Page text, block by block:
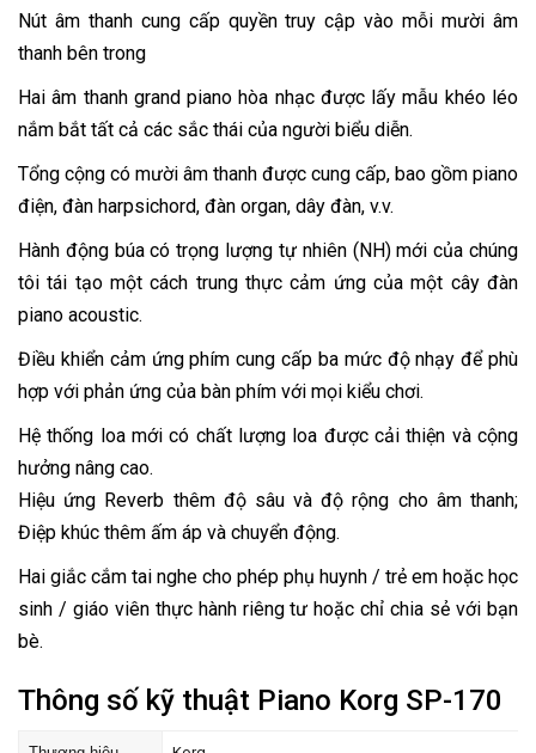
Nút âm thanh cung cấp quyền truy cập vào mỗi mười âm
thanh bên trong
Hai âm thanh grand piano hòa nhạc được lấy mẫu khéo léo
nắm bắt tất cả các sắc thái của người biểu diễn.
Tổng cộng có mười âm thanh được cung cấp, bao gồm piano
điện, đàn harpsichord, đàn organ, dây đàn, v.v.
Hành động búa có trọng lượng tự nhiên (NH) mới của chúng
tôi tái tạo một cách trung thực cảm ứng của một cây đàn
piano acoustic.
Điều khiển cảm ứng phím cung cấp ba mức độ nhạy để phù
hợp với phản ứng của bàn phím với mọi kiểu chơi.
Hệ thống loa mới có chất lượng loa được cải thiện và cộng
hưởng nâng cao.
Hiệu ứng Reverb thêm độ sâu và độ rộng cho âm thanh;
Điệp khúc thêm ấm áp và chuyển động.
Hai giắc cắm tai nghe cho phép phụ huynh / trẻ em hoặc học
sinh / giáo viên thực hành riêng tư hoặc chỉ chia sẻ với bạn
bè.
Thông số kỹ thuật Piano Korg SP-170